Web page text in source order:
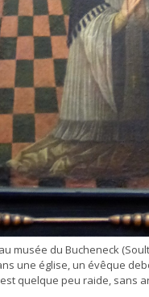
musée du Bucheneck
une église, un évêque
est quelque peu raide, sans